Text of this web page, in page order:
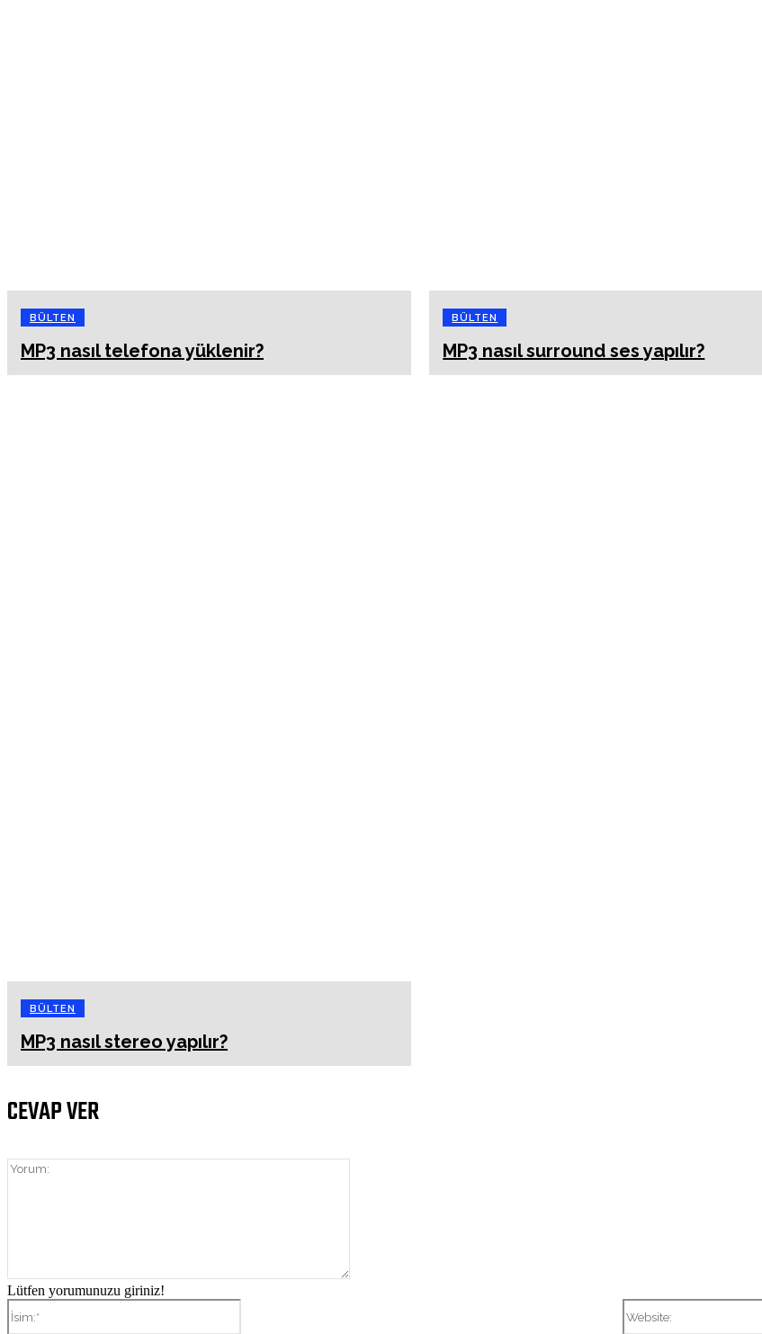
BÜLTEN
MP3 nasıl telefona yüklenir?
BÜLTEN
MP3 nasıl surround ses yapılır?
BÜLTEN
MP3 nasıl stereo yapılır?
CEVAP VER
Lütfen yorumunuzu giriniz!